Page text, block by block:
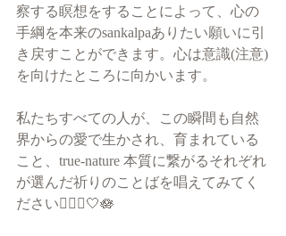
察する瞑想をすることによって、心の
手綱を本来のsankalpaありたい願いに引
き戻すことができます。心は意識(注意)
を向けたところに向かいます。
私たちすべての人が、この瞬間も自然
界からの愛で生かされ、育まれている
こと、true-nature 本質に繋がるそれぞれ
が選んだ祈りのことばを唱えてみてく
ださい🧎🏻‍♀️🤍🪷